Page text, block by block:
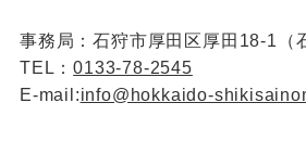
事務局：石狩市厚田区厚田18-1（
TEL：0133-78-2545
E-mail:info@hokkaido-